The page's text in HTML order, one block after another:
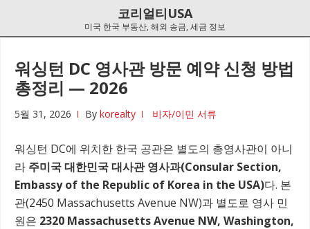
코리얼티USA
미국 한국 부동산, 해외 송금, 세금 정보
워싱턴 DC 영사관 방문 예약 신청 방법
총정리 — 2026
5월 31, 2026 By korealty 비자/이민 서류
워싱턴 DC에 위치한 한국 공관은 별도의 총영사관이 아니
라 주미국 대한민국 대사관 영사과(Consular Section,
Embassy of the Republic of Korea in the USA)다. 본
관(2450 Massachusetts Avenue NW)과 별도로 영사 민
원은 2320 Massachusetts Avenue NW, Washington,